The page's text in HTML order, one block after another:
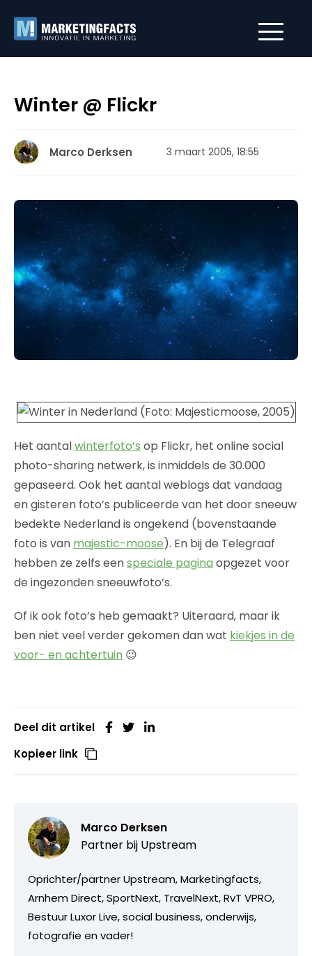
Winter @ Flickr
Marco Derksen 3 maart 2005, 18:55
Het aantalwinterfoto’s op Flickr, het online social
photo-sharing netwerk, is inmiddels de 30.000
gepaseerd. Ook het aantal weblogs dat vandaag
en gisteren foto’s publiceerde van het door sneeuw
bedekte Nederland is ongekend (bovenstaande
foto is van majestic-moose). En bij de Telegraaf
hebben ze zelfs eenspeciale pagina opgezet voor
de ingezonden sneeuwfoto’s.
Of ik ook foto’s heb gemaakt? Uiteraard, maar ik
ben niet veel verder gekomen dan wat kiekjes in de
voor- en achtertuin 😉
Deel dit artikel
Kopieer link
Marco Derksen
Partner bij Upstream
Oprichter/partner Upstream, Marketingfacts,
Arnhem Direct, SportNext, TravelNext, RvT VPRO,
Bestuur Luxor Live, social business, onderwijs,
fotografie en vader!